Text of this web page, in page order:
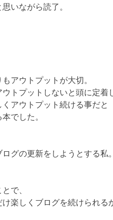
いながら読了。
アウトプットが大切。
トプットしないと頭に定着
アウトプット続ける事だと
でした。
グの更新をしようとする私。
で、
楽しくブログを続けられる